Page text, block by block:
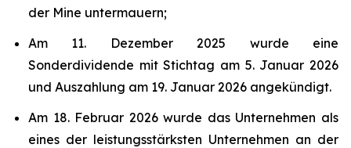
der Mine untermauern;
Am 11. Dezember 2025 wurde eine
Sonderdividende mit Stichtag am 5. Januar 2026
und Auszahlung am 19. Januar 2026 angekündigt.
Am 18. Februar 2026 wurde das Unternehmen als
eines der leistungsstärksten Unternehmen an der